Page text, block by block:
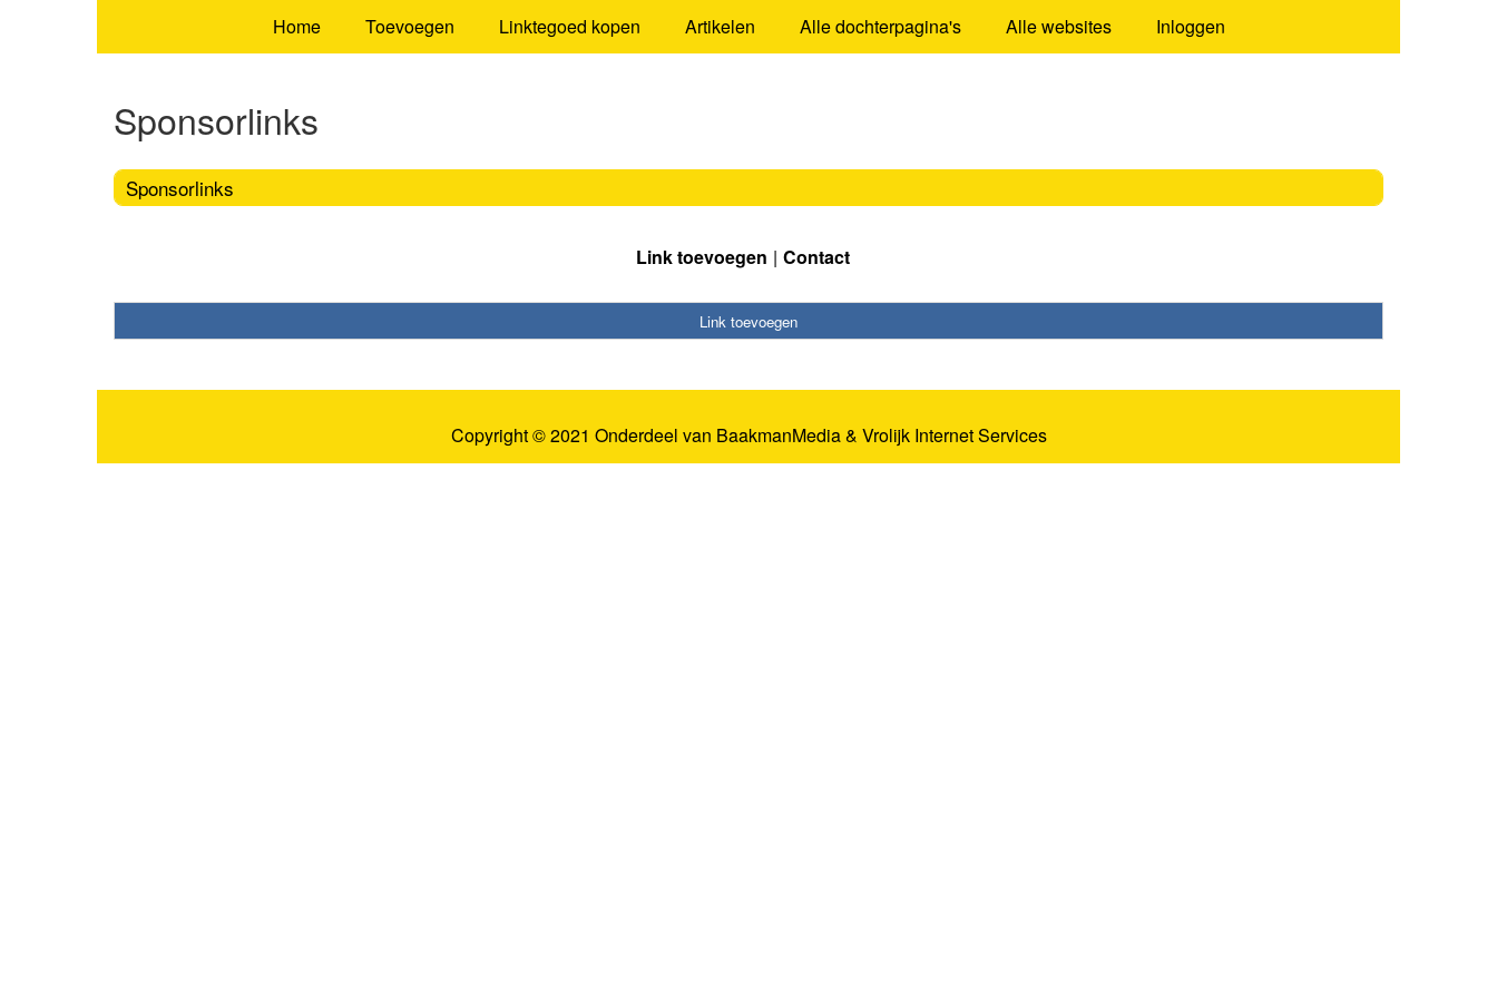
Home Toevoegen Linktegoed kopen Artikelen Alle dochterpagina's Alle websites Inloggen
Sponsorlinks
Sponsorlinks
Link toevoegen Contact
Link toevoegen
Copyright © 2021 Onderdeel van BaakmanMedia& Vrolijk Internet Services